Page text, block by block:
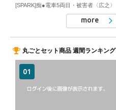
[SPARK]痴●電車5両目・被害者〈広之〉
more
丸ごとセット商品 週間ランキング